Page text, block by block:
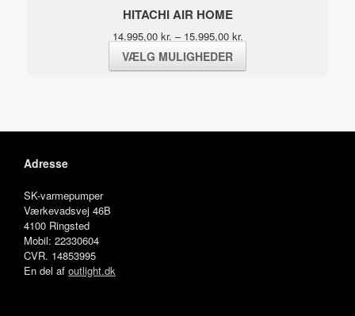
HITACHI AIR HOME
14.995,00 kr. – 15.995,00 kr.
VÆLG MULIGHEDER
vare
Mulighederne
Adresse
SK-varmepumper
Værkevadsvej 46B
4100 Ringsted
Mobil: 22330604
CVR. 14853995
En del af outlight.dk